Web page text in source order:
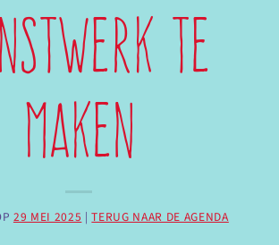
te
maken
29 MEI 2025 |TERUG NAAR DE AGENDA